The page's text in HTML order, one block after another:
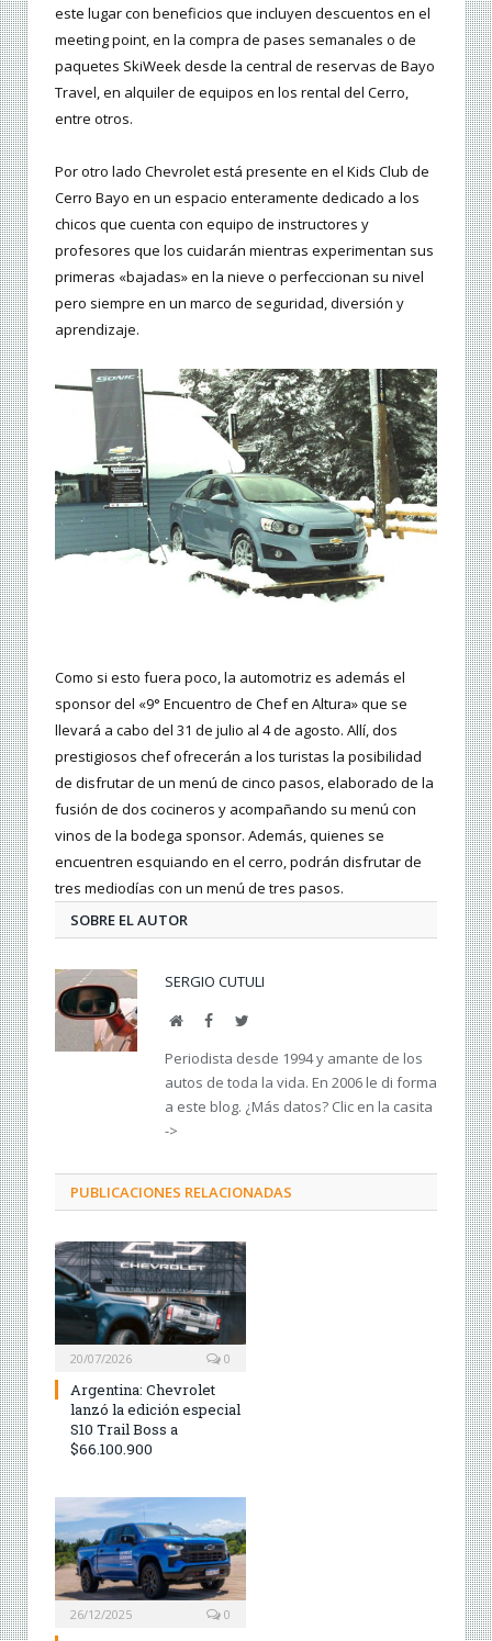
este lugar con beneficios que incluyen descuentos en el
meeting point, en la compra de pases semanales o de
paquetes SkiWeek desde la central de reservas de Bayo
Travel, en alquiler de equipos en los rental del Cerro,
entre otros.
Por otro lado Chevrolet está presente en el Kids Club de
Cerro Bayo en un espacio enteramente dedicado a los
chicos que cuenta con equipo de instructores y
profesores que los cuidarán mientras experimentan sus
primeras «bajadas» en la nieve o perfeccionan su nivel
pero siempre en un marco de seguridad, diversión y
aprendizaje.
Como si esto fuera poco, la automotriz es además el
sponsor del «9° Encuentro de Chef en Altura» que se
llevará a cabo del 31 de julio al 4 de agosto. Allí, dos
prestigiosos chef ofrecerán a los turistas la posibilidad
de disfrutar de un menú de cinco pasos, elaborado de la
fusión de dos cocineros y acompañando su menú con
vinos de la bodega sponsor. Además, quienes se
encuentren esquiando en el cerro, podrán disfrutar de
tres mediodías con un menú de tres pasos.
SOBRE EL AUTOR
SERGIO CUTULI
Web FacebookTwitter
Periodista desde 1994 y amante de los
autos de toda la vida. En 2006 le di forma
a este blog. ¿Más datos? Clic en la casita
->
PUBLICACIONES RELACIONADAS
20/07/2026 0
Argentina: Chevrolet
lanzó la edición especial
S10 Trail Boss a
$66.100.900
26/12/2025 0